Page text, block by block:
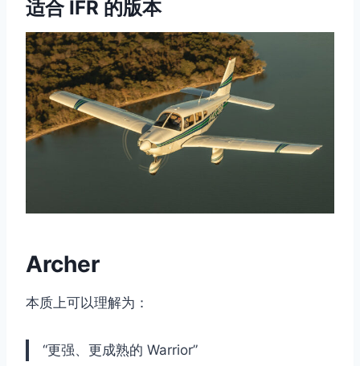
适合 IFR 的版本
Archer
本质上可以理解为：
“更强、更成熟的 Warrior”